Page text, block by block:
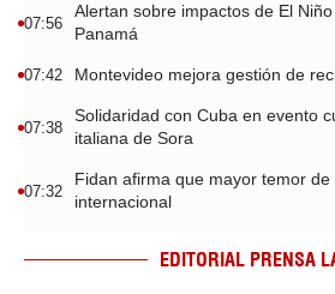
07:56
Alertan sobre impactos de El
Panamá
07:42 Montevideo mejora gestión de
07:38
Solidaridad con Cuba en evento
italiana de Sora
07:32
Fidan afirma que mayor temor
internacional
EDITORIAL PRENSA